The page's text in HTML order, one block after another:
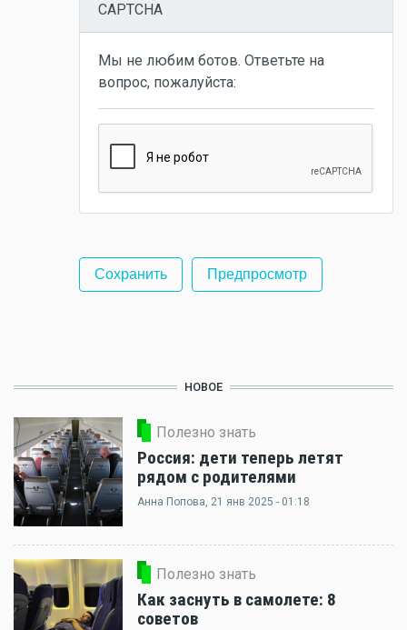
CAPTCHA
Мы не любим ботов. Ответьте на
вопрос, пожалуйста:
НОВОЕ
Полезно знать
Россия: дети теперь летят
рядом с родителями
Анна Попова, 21 янв 2025 - 01:18
Полезно знать
Как заснуть в самолете: 8
советов